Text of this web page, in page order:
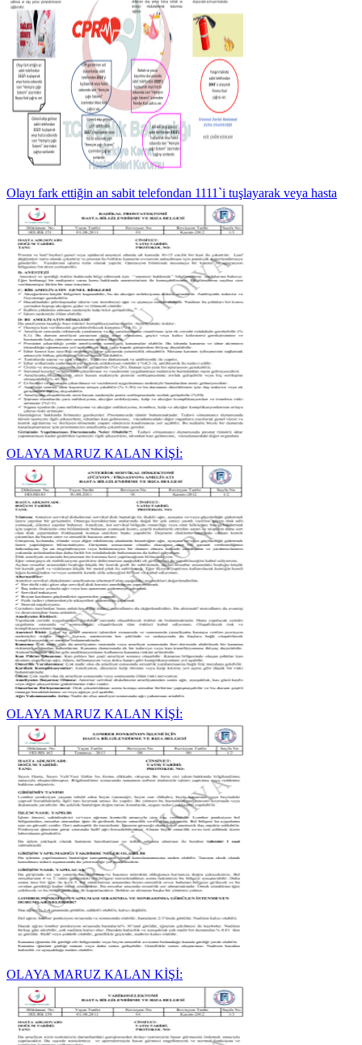
Olayı fark ettiğin an sabit telefondan 1111`i tuşlayarak veya hasta
OLAYA MARUZ KALAN KİŞİ:
OLAYA MARUZ KALAN KİŞİ:
OLAYA MARUZ KALAN KİŞİ: